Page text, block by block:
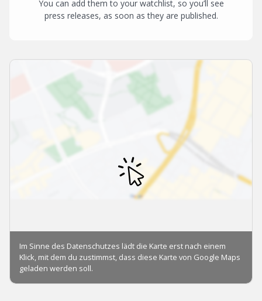
You can add them to your watchlist, so you’ll see
press releases, as soon as they are published.